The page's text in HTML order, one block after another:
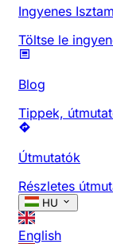
Ingyenes
Töltse le
Blog
Tippek,
Útmutatók
Részletes
HU
English